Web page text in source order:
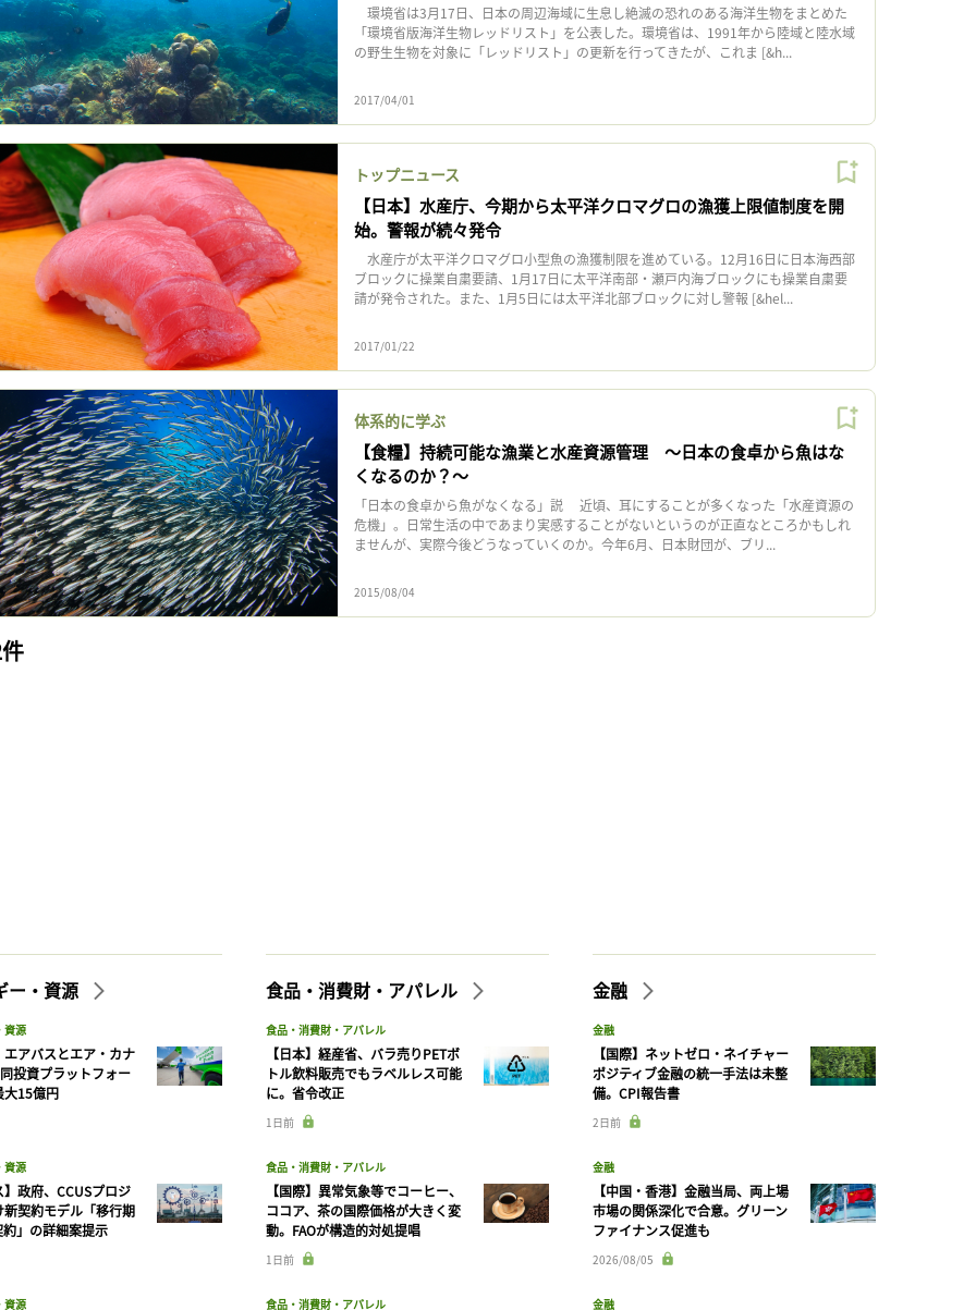
環境省は3月17日、日本の周辺海域に生息し絶滅の恐れのある海洋生物をまとめた
「環境省版海洋生物レッドリスト」を公表した。環境省は、1991年から陸域と陸水域
の野生生物を対象に「レッドリスト」の更新を行ってきたが、これま [&h...
2017/04/01
トップニュース
【日本】水産庁、今期から太平洋クロマグロの漁獲上限値制度を開
始。警報が続々発令
水産庁が太平洋クロマグロ小型魚の漁獲制限を進めている。12月16日に日本海西部
ブロックに操業自粛要請、1月17日に太平洋南部・瀬戸内海ブロックにも操業自粛要
請が発令された。また、1月5日には太平洋北部ブロックに対し警報 [&hel...
2017/01/22
体系的に学ぶ
【食糧】持続可能な漁業と水産資源管理 〜日本の食卓から魚はな
くなるのか？〜
「日本の食卓から魚がなくなる」説 近頃、耳にすることが多くなった「水産資源の
危機」。日常生活の中であまり実感することがないというのが正直なところかもしれ
ませんが、実際今後どうなっていくのか。今年6月、日本財団が、ブリ...
2015/08/04
ー・資源
資源
エアバスとエア・カナ
投資プラットフォー
大15億円
資源
政府、CCUSプロジ
新契約モデル「移行期
」の詳細案提示
資源
食品・消費財・アパレル
食品・消費財・アパレル
【日本】経産省、バラ売りPETボ
トル飲料販売でもラベルレス可能
に。省令改正
1日前
食品・消費財・アパレル
【国際】異常気象等でコーヒー、
ココア、茶の国際価格が大きく変
動。FAOが構造的対処提唱
1日前
食品・消費財・アパレル
金融
金融
【国際】ネットゼロ・ネイチャー
ポジティブ金融の統一手法は未整
備。CPI報告書
2日前
金融
【中国・香港】金融当局、両上場
市場の関係深化で合意。グリーン
ファイナンス促進も
2026/08/05
金融